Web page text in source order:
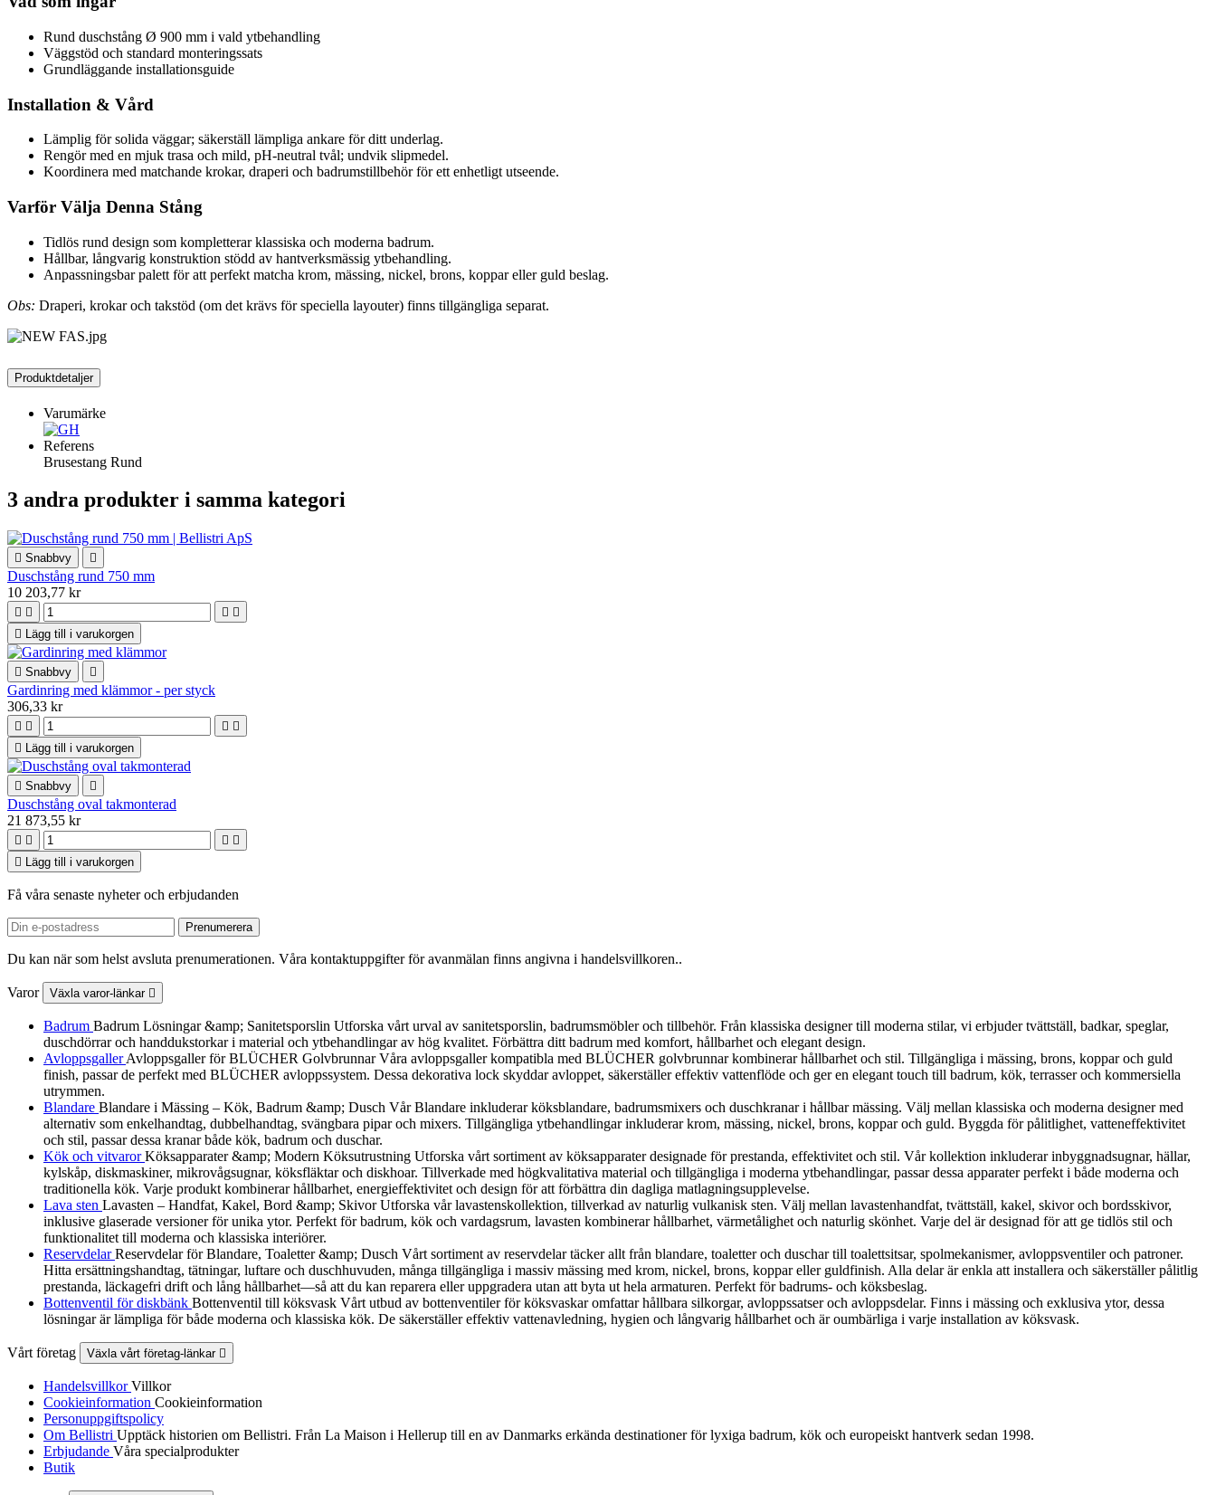
Rund duschstång Ø 900 mm i vald ytbehandling
Väggstöd och standard monteringssats
Grundläggande installationsguide
Installation & Vård
Lämplig för solida väggar; säkerställ lämpliga ankare för ditt underlag.
Rengör med en mjuk trasa och mild, pH-neutral tvål; undvik slipmedel.
Koordinera med matchande krokar, draperi och badrumstillbehör för ett enhetligt utseende.
Varför Välja Denna Stång
Tidlös rund design som kompletterar klassiska och moderna badrum.
Hållbar, långvarig konstruktion stödd av hantverksmässig ytbehandling.
Anpassningsbar palett för att perfekt matcha krom, mässing, nickel, brons, koppar eller guld beslag.
Obs: Draperi, krokar och takstöd (om det krävs för speciella layouter) finns tillgängliga separat.
Produktdetaljer
Varumärke
Referens
Brusestang Rund
3 andra produkter i samma kategori
 Snabbvy 
Duschstång rund 750 mm
10 203,77 kr
   
 Lägg till i varukorgen
 Snabbvy 
Gardinring med klämmor - per styck
306,33 kr
   
 Lägg till i varukorgen
 Snabbvy 
Duschstång oval takmonterad
21 873,55 kr
   
 Lägg till i varukorgen
Få våra senaste nyheter och erbjudanden
Du kan när som helst avsluta prenumerationen. Våra kontaktuppgifter för avanmälan finns angivna i handelsvillkoren..
Varor Växla varor-länkar 
Badrum Badrum Lösningar &amp; Sanitetsporslin Utforska vårt urval av sanitetsporslin, badrumsmöbler och tillbehör. Från klassiska designer till moderna stilar, vi erbjuder tvättställ, badkar, speglar,
duschdörrar och handdukstorkar i material och ytbehandlingar av hög kvalitet. Förbättra ditt badrum med komfort, hållbarhet och elegant design.
AvloppsgallerAvloppsgaller för BLÜCHER Golvbrunnar Våra avloppsgaller kompatibla med BLÜCHER golvbrunnar kombinerar hållbarhet och stil. Tillgängliga i mässing, brons, koppar och guld
finish, passar de perfekt med BLÜCHER avloppssystem. Dessa dekorativa lock skyddar avloppet, säkerställer effektiv vattenflöde och ger en elegant touch till badrum, kök, terrasser och kommersiella
utrymmen.
Blandare Blandare i Mässing – Kök, Badrum &amp; Dusch Vår Blandare inkluderar köksblandare, badrumsmixers och duschkranar i hållbar mässing. Välj mellan klassiska och moderna designer med
alternativ som enkelhandtag, dubbelhandtag, svängbara pipar och mixers. Tillgängliga ytbehandlingar inkluderar krom, mässing, nickel, brons, koppar och guld. Byggda för pålitlighet, vatteneffektivitet
och stil, passar dessa kranar både kök, badrum och duschar.
Kök och vitvarorKöksapparater &amp; Modern Köksutrustning Utforska vårt sortiment av köksapparater designade för prestanda, effektivitet och stil. Vår kollektion inkluderar inbyggnadsugnar, hällar,
kylskåp, diskmaskiner, mikrovågsugnar, köksfläktar och diskhoar. Tillverkade med högkvalitativa material och tillgängliga i moderna ytbehandlingar, passar dessa apparater perfekt i både moderna och
traditionella kök. Varje produkt kombinerar hållbarhet, energieffektivitet och design för att förbättra din dagliga matlagningsupplevelse.
Lava sten Lavasten – Handfat, Kakel, Bord &amp; Skivor Utforska vår lavastenskollektion, tillverkad av naturlig vulkanisk sten. Välj mellan lavastenhandfat, tvättställ, kakel, skivor och bordsskivor,
inklusive glaserade versioner för unika ytor. Perfekt för badrum, kök och vardagsrum, lavasten kombinerar hållbarhet, värmetålighet och naturlig skönhet. Varje del är designad för att ge tidlös stil och
funktionalitet till moderna och klassiska interiörer.
ReservdelarReservdelar för Blandare, Toaletter &amp; Dusch Vårt sortiment av reservdelar täcker allt från blandare, toaletter och duschar till toalettsitsar, spolmekanismer, avloppsventiler och patroner.
Hitta ersättningshandtag, tätningar, luftare och duschhuvuden, många tillgängliga i massiv mässing med krom, nickel, brons, koppar eller guldfinish. Alla delar är enkla att installera och säkerställer pålitlig
prestanda, läckagefri drift och lång hållbarhet—så att du kan reparera eller uppgradera utan att byta ut hela armaturen. Perfekt för badrums- och köksbeslag.
Bottenventil för diskbänk Bottenventil till köksvask Vårt utbud av bottenventiler för köksvaskar omfattar hållbara silkorgar, avloppssatser och avloppsdelar. Finns i mässing och exklusiva ytor, dessa
lösningar är lämpliga för både moderna och klassiska kök. De säkerställer effektiv vattenavledning, hygien och långvarig hållbarhet och är oumbärliga i varje installation av köksvask.
Vårt företag Växla vårt företag-länkar 
HandelsvillkorVillkor
Cookieinformation Cookieinformation
Personuppgiftspolicy
Om Bellistri Upptäck historien om Bellistri. Från La Maison i Hellerup till en av Danmarks erkända destinationer för lyxiga badrum, kök och europeiskt hantverk sedan 1998.
Erbjudande Våra specialprodukter
Butik